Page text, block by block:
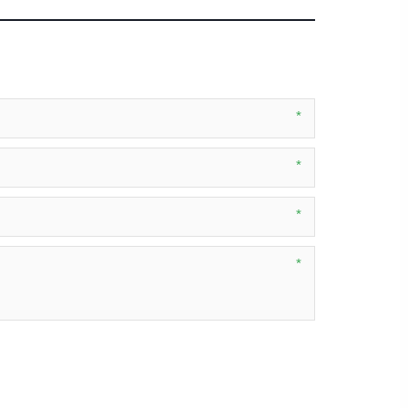
*
*
*
*